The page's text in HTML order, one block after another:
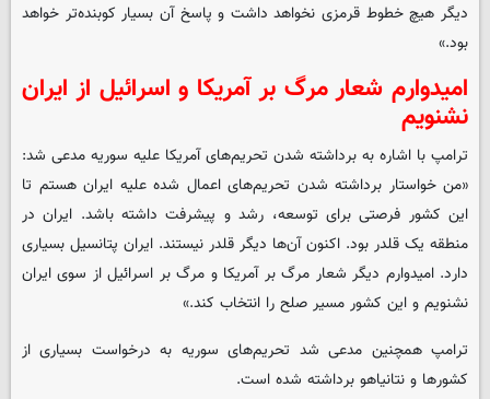
دیگر هیچ خطوط قرمزی نخواهد داشت و پاسخ آن بسیار کوبنده‌تر خواهد
بود.»
امیدوارم شعار مرگ بر آمریکا و اسرائیل از ایران
نشنویم
ترامپ با اشاره به برداشته شدن تحریم‌های آمریکا علیه سوریه مدعی شد:
«من خواستار برداشته شدن تحریم‌های اعمال شده علیه ایران هستم تا
این کشور فرصتی برای توسعه، رشد و پیشرفت داشته باشد. ایران در
منطقه یک قلدر بود. اکنون آن‌ها دیگر قلدر نیستند. ایران پتانسیل بسیاری
دارد. امیدوارم دیگر شعار مرگ بر آمریکا و مرگ بر اسرائیل از سوی ایران
نشنویم و این کشور مسیر صلح را انتخاب کند.»
ترامپ همچنین مدعی شد تحریم‌های سوریه به درخواست بسیاری از
کشورها و نتانیاهو برداشته شده است.